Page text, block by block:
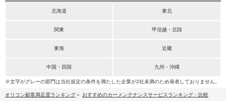
北海道 東北
関東 甲信越・北陸
東海 近畿
中国・四国 九州・沖縄
※文字がグレーの部門は当社規定の条件を満たした企業が2社未満のため発表しておりません。
オリコン顧客満足度ランキング
おすすめのカーメンテナンスサービスランキング・比較